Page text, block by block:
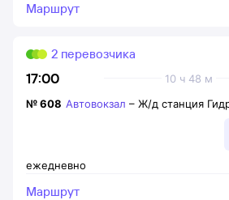
Маршрут
17:00 10 ч 48 м
2 перевозчика
ежедневно
№608 Автовокзал – Ж/д станция
Маршрут